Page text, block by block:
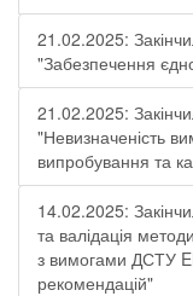
21.02.2025:
"Забезпечення
21.02.2025:
"Невизначеність
випробування та
14.02.2025:
та валідація
з вимогами ДСТУ
рекомендацій"